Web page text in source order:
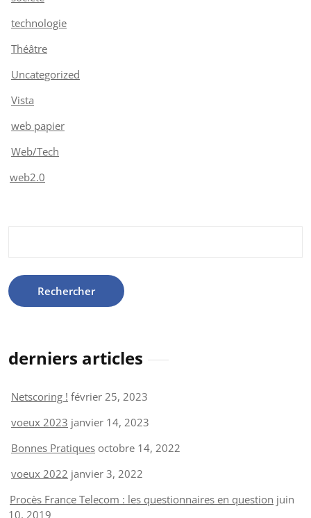
technologie
Théâtre
Uncategorized
Vista
web papier
Web/Tech
web2.0
derniers articles
Netscoring ! février 25, 2023
voeux 2023 janvier 14, 2023
Bonnes Pratiques octobre 14, 2022
voeux 2022 janvier 3, 2022
Procès France Telecom : les questionnaires en question juin
10, 2019